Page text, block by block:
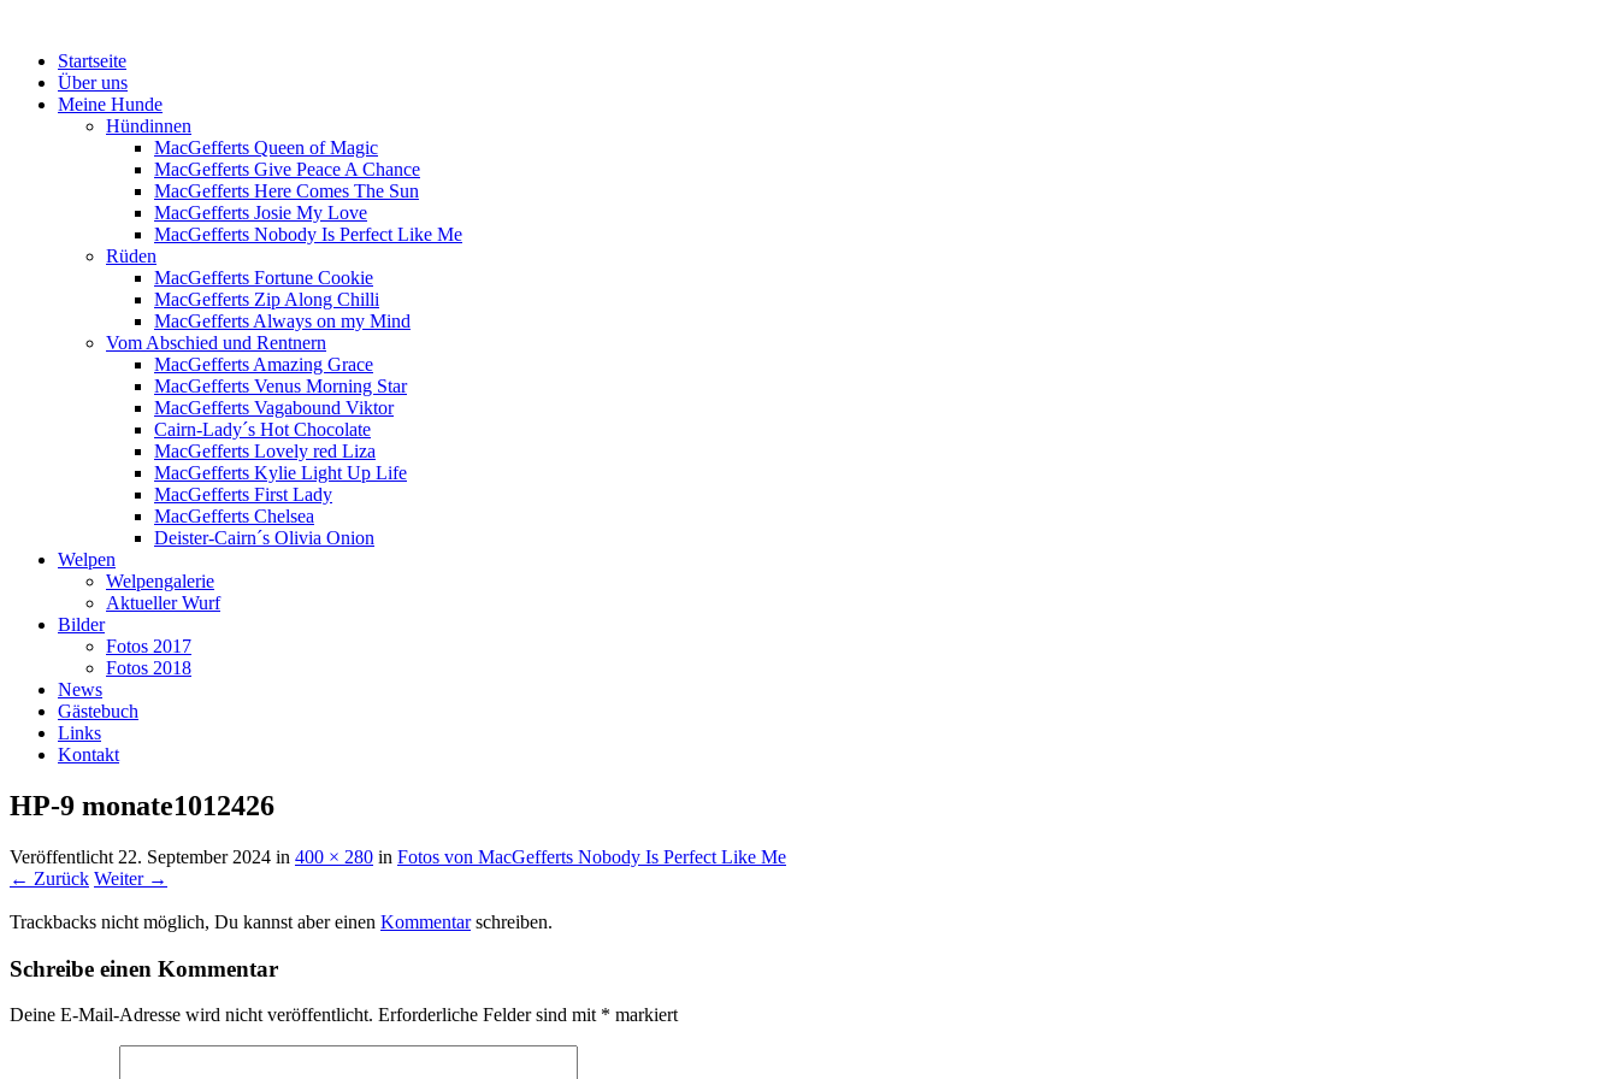
Menü
Zum
Inhalt
springen
Startseite
Über uns
Meine Hunde
Hündinnen
MacGefferts Queen of Magic
MacGefferts Give Peace A Chance
MacGefferts Here Comes The Sun
MacGefferts Josie My Love
MacGefferts Nobody Is Perfect Like Me
Rüden
MacGefferts Fortune Cookie
MacGefferts Zip Along Chilli
MacGefferts Always on my Mind
Vom Abschied und Rentnern
MacGefferts Amazing Grace
MacGefferts Venus Morning Star
MacGefferts Vagabound Viktor
Cairn-Lady´s Hot Chocolate
MacGefferts Lovely red Liza
MacGefferts Kylie Light Up Life
MacGefferts First Lady
MacGefferts Chelsea
Deister-Cairn´s Olivia Onion
Welpen
Welpengalerie
Aktueller Wurf
Bilder
Fotos 2017
Fotos 2018
News
Gästebuch
Links
Kontakt
HP-9 monate1012426
Veröffentlicht 22. September 2024 in 400 × 280 in Fotos von MacGefferts Nobody Is Perfect Like Me
← Zurück Weiter →
Trackbacks nicht möglich, Du kannst aber einen Kommentarschreiben.
Schreibe einen Kommentar
Deine E-Mail-Adresse wird nicht veröffentlicht. Erforderliche Felder sind mit * markiert